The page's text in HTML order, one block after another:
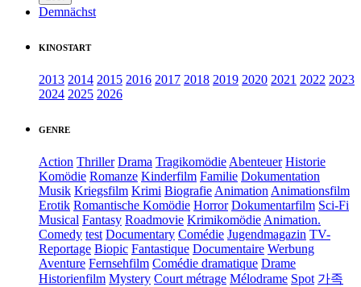
Demnächst
KINOSTART
2013 2014 2015 2016 2017 2018 2019 2020 2021 2022 2023
2024 2025 2026
GENRE
Action Thriller Drama Tragikomödie Abenteuer Historie
Komödie Romanze Kinderfilm Familie Dokumentation
Musik Kriegsfilm Krimi Biografie Animation Animationsfilm
Erotik Romantische Komödie Horror Dokumentarfilm Sci-Fi
Musical Fantasy Roadmovie Krimikomödie Animation.
Comedy test Documentary Comédie Jugendmagazin TV-
Reportage Biopic Fantastique Documentaire Werbung
Aventure Fernsehfilm Comédie dramatique Drame
Historienfilm Mystery Court métrage Mélodrame Spot 가족